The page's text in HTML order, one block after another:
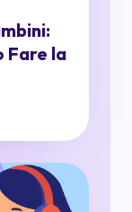
Fare la